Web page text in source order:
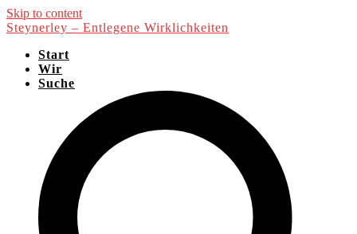
Skip to content
Steynerley – Entlegene Wirklichkeiten
Start
Wir
Suche